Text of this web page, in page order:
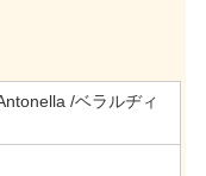
/ベラルヂィ